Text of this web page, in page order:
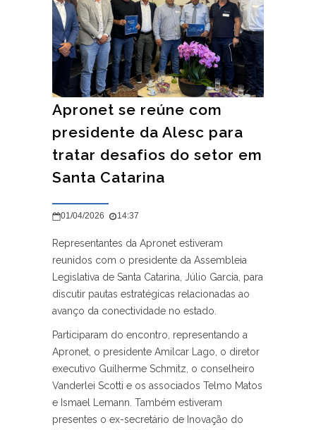
Apronet se reúne com
presidente da Alesc para
tratar desafios do setor em
Santa Catarina
01/04/2026 14:37
Representantes da Apronet estiveram
reunidos com o presidente da Assembleia
Legislativa de Santa Catarina, Júlio Garcia, para
discutir pautas estratégicas relacionadas ao
avanço da conectividade no estado.
Participaram do encontro, representando a
Apronet, o presidente Amilcar Lago, o diretor
executivo Guilherme Schmitz, o conselheiro
Vanderlei Scotti e os associados Telmo Matos
e Ismael Lemann. Também estiveram
presentes o ex-secretário de Inovação do